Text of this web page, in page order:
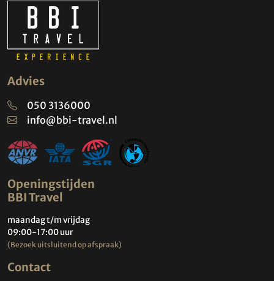
Advies
050 3136000
info@bbi-travel.nl
Openingstijden
BBI Travel
maandag t/m vrijdag
09:00-17:00 uur
(Bezoek uitsluitend op afspraak)
Contact